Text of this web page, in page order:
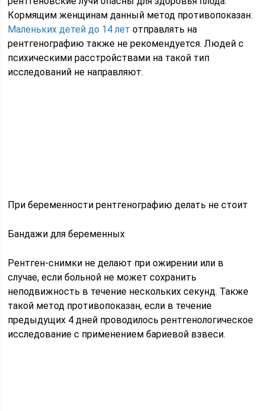
Кормящим женщинам данный метод противопоказан.
Маленьких детей до 14 лет отправлять на
рентгенографию также не рекомендуется. Людей с
психическими расстройствами на такой тип
исследований не направляют.
При беременности рентгенографию делать не стоит
Бандажи для беременных
Рентген-снимки не делают при ожирении или в
случае, если больной не может сохранить
неподвижность в течение нескольких секунд. Также
такой метод противопоказан, если в течение
предыдущих 4 дней проводилось рентгенологическое
исследование с применением бариевой взвеси.